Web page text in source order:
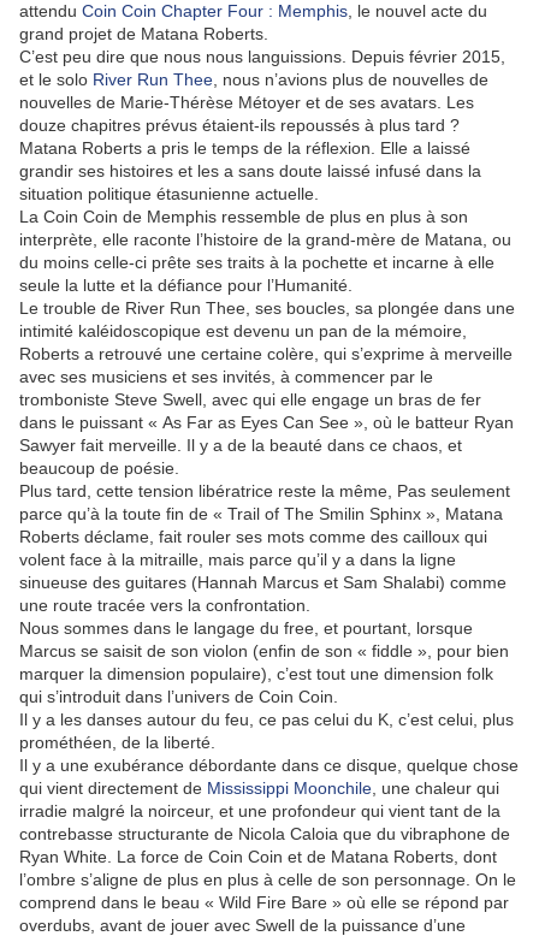
attendu Coin Coin Chapter Four : Memphis , le nouvel acte du
grand projet de Matana Roberts.
C’est peu dire que nous nous languissions. Depuis février 2015,
et le solo River Run Thee , nous n’avions plus de nouvelles de
nouvelles de Marie-Thérèse Métoyer et de ses avatars. Les
douze chapitres prévus étaient-ils repoussés à plus tard ?
Matana Roberts a pris le temps de la réflexion. Elle a laissé
grandir ses histoires et les a sans doute laissé infusé dans la
situation politique étasunienne actuelle.
La Coin Coin de Memphis ressemble de plus en plus à son
interprète, elle raconte l’histoire de la grand-mère de Matana, ou
du moins celle-ci prête ses traits à la pochette et incarne à elle
seule la lutte et la défiance pour l’Humanité.
Le trouble de River Run Thee, ses boucles, sa plongée dans une
intimité kaléidoscopique est devenu un pan de la mémoire,
Roberts a retrouvé une certaine colère, qui s’exprime à merveille
avec ses musiciens et ses invités, à commencer par le
tromboniste Steve Swell, avec qui elle engage un bras de fer
dans le puissant « As Far as Eyes Can See », où le batteur Ryan
Sawyer fait merveille. Il y a de la beauté dans ce chaos, et
beaucoup de poésie.
Plus tard, cette tension libératrice reste la même, Pas seulement
parce qu’à la toute fin de « Trail of The Smilin Sphinx », Matana
Roberts déclame, fait rouler ses mots comme des cailloux qui
volent face à la mitraille, mais parce qu’il y a dans la ligne
sinueuse des guitares (Hannah Marcus et Sam Shalabi) comme
une route tracée vers la confrontation.
Nous sommes dans le langage du free, et pourtant, lorsque
Marcus se saisit de son violon (enfin de son « fiddle », pour bien
marquer la dimension populaire), c’est tout une dimension folk
qui s’introduit dans l’univers de Coin Coin.
Il y a les danses autour du feu, ce pas celui du K, c’est celui, plus
prométhéen, de la liberté.
Il y a une exubérance débordante dans ce disque, quelque chose
qui vient directement de Mississippi Moonchile , une chaleur qui
irradie malgré la noirceur, et une profondeur qui vient tant de la
contrebasse structurante de Nicola Caloia que du vibraphone de
Ryan White. La force de Coin Coin et de Matana Roberts, dont
l’ombre s’aligne de plus en plus à celle de son personnage. On le
comprend dans le beau « Wild Fire Bare » où elle se répond par
overdubs, avant de jouer avec Swell de la puissance d’une